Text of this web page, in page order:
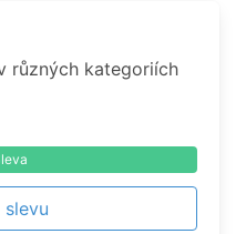
různých kategoriích